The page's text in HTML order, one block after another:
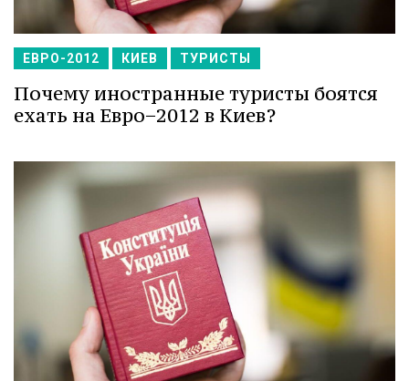
ЕВРО-2012 КИЕВ ТУРИСТЫ
Почему иностранные туристы боятся
ехать на Евро−2012 в Киев?